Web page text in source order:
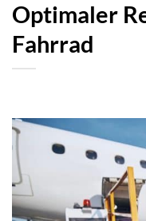
Optimaler
Fahrrad